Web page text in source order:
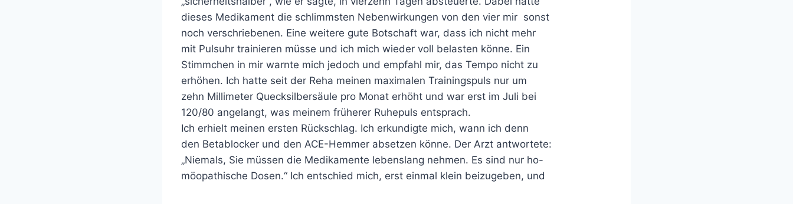
dieses Medikament die schlimmsten Nebenwirkungen von den vier mir sonst
noch verschriebenen. Eine weitere gute Botschaft war, dass ich nicht mehr
mit Pulsuhr trainieren müsse und ich mich wieder voll belasten könne. Ein
Stimmchen in mir warnte mich jedoch und empfahl mir, das Tempo nicht zu
erhöhen. Ich hatte seit der Reha meinen maximalen Trainingspuls nur um
zehn Millimeter Quecksilbersäule pro Monat erhöht und war erst im Juli bei
120/80 angelangt, was meinem früherer Ruhepuls entsprach.
Ich erhielt meinen ersten Rückschlag. Ich erkundigte mich, wann ich denn
den Betablocker und den ACE-Hemmer absetzen könne. Der Arzt antwortete:
„Niemals, Sie müssen die Medikamente lebenslang nehmen. Es sind nur ho-
möopathische Dosen.“ Ich entschied mich, erst einmal klein beizugeben, und